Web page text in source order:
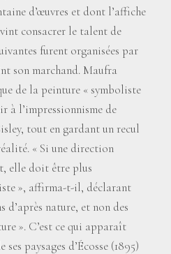
d’œuvres et dont l’affiche
consacrer le talent de
furent organisées par
son marchand. Maufra
de la peinture « symboliste
à l’impressionnisme de
tout en gardant un recul
« Si une direction
elle doit être plus
», affirma-t-il, déclarant
d’après nature, et non des
». C’est ce qui apparaît
paysages d’Écosse (1895)